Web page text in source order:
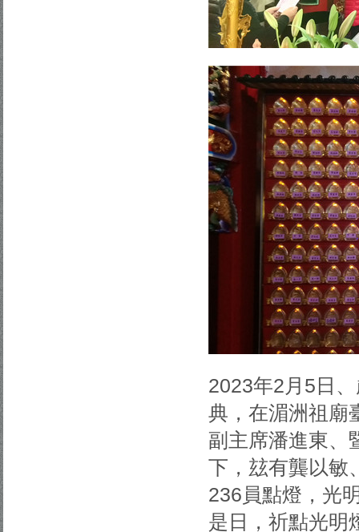
2023年2月5日
典，在湄洲祖廟
副主席潘進東、
下，玆有龔以敏
236員點燈，
是日，祈點光明